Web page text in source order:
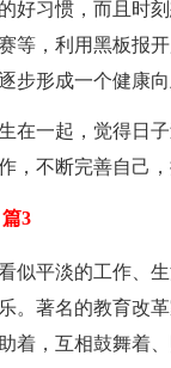
好习惯，而且时
等，利用黑板报
步形成一个健康
一起，觉得日子
，不断完善自己，
3
平淡的工作、生
。著名的教育改
着，互相鼓舞着